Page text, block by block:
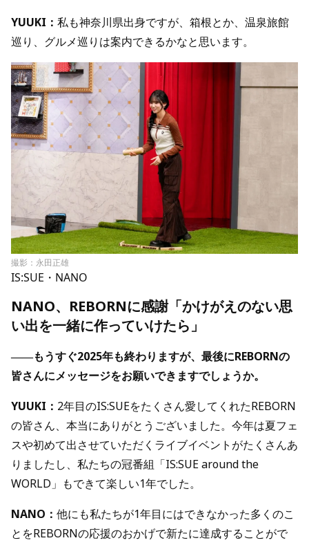
YUUKI： 私も神奈川県出身ですが、箱根とか、温泉旅館
巡り、グルメ巡りは案内できるかなと思います。
撮影：永田正雄
IS:SUE・NANO
NANO、REBORNに感謝「かけがえのない思
い出を一緒に作っていけたら」
――もうすぐ2025年も終わりますが、最後にREBORNの
皆さんにメッセージをお願いできますでしょうか。
YUUKI： 2年目のIS:SUEをたくさん愛してくれたREBORN
の皆さん、本当にありがとうございました。今年は夏フェ
スや初めて出させていただくライブイベントがたくさんあ
りましたし、私たちの冠番組「IS:SUE around the
WORLD」もできて楽しい1年でした。
NANO： 他にも私たちが1年目にはできなかった多くのこ
とをREBORNの応援のおかげで新たに達成することがで